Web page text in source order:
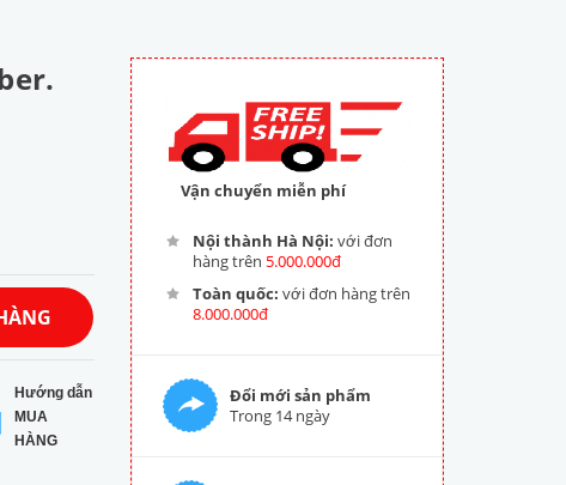
Hướng dẫn
MUA
HÀNG
Vận chuyển miễn phí
Nội thành Hà Nội: với đơn
hàng trên 5.000.000đ
Toàn quốc: với đơn hàng trên
8.000.000đ
Đổi mới sản phẩm
Trong 14 ngày